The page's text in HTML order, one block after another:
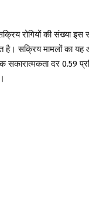
रोगियों की संख्या
है। सक्रिय मामलों का यह
सकारात्मकता दर 0.59